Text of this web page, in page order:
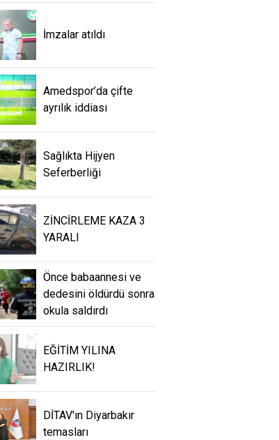
İmzalar atıldı
Amedspor’da çifte
ayrılık iddiası
Sağlıkta Hijyen
Seferberliği
ZİNCİRLEME KAZA 3
YARALI
Önce babaannesi ve
dedesini öldürdü sonra
okula saldırdı
EĞİTİM YILINA
HAZIRLIK!
DİTAV'ın Diyarbakır
temasları